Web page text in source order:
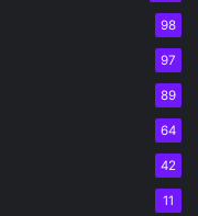
98
97
89
64
42
11